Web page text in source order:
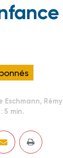
Eschmann,
5 min.